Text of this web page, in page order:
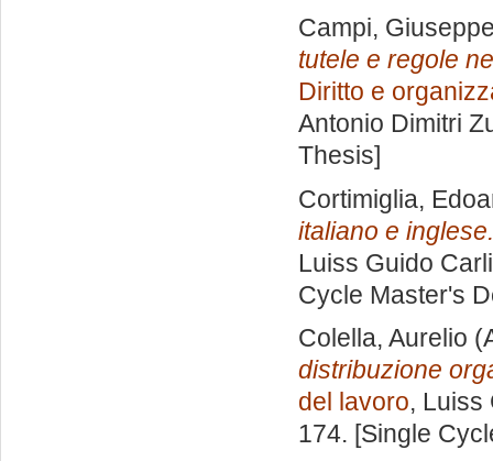
Campi,
tutele e regole
Diritto e
Antonio Dimitri
Thesis]
Cortimiglia,
italiano e inglese.
Luiss Guido
Cycle Master's
Colella, Aurelio
distribuzione
del lavoro, Luiss
174. [Single